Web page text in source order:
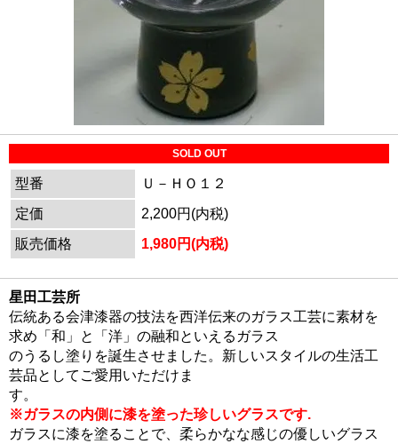
SOLD OUT
型番
Ｕ－ＨＯ１２
定価
2,200円(内税)
販売価格
1,980円(内税)
星田工芸所
伝統ある会津漆器の技法を西洋伝来のガラス工芸に素材を
求め「和」と「洋」の融和といえるガラス
のうるし塗りを誕生させました。新しいスタイルの生活工
芸品としてご愛用いただけま
す。
※ガラスの内側に漆を塗った珍しいグラスです.
ガラスに漆を塗ることで、柔らかなな感じの優しいグラス